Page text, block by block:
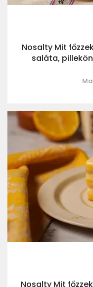
Nosalty Mit
saláta,
Nosalty Mit